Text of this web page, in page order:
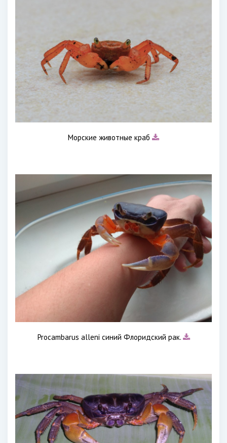
Морские животные краб
Procambarus alleni синий Флоридский рак.